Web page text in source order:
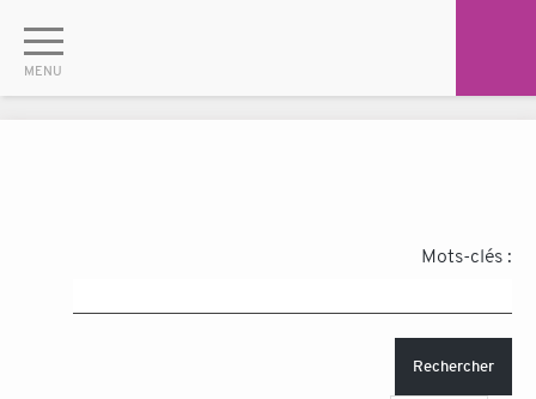
Mots-clés :
Rechercher